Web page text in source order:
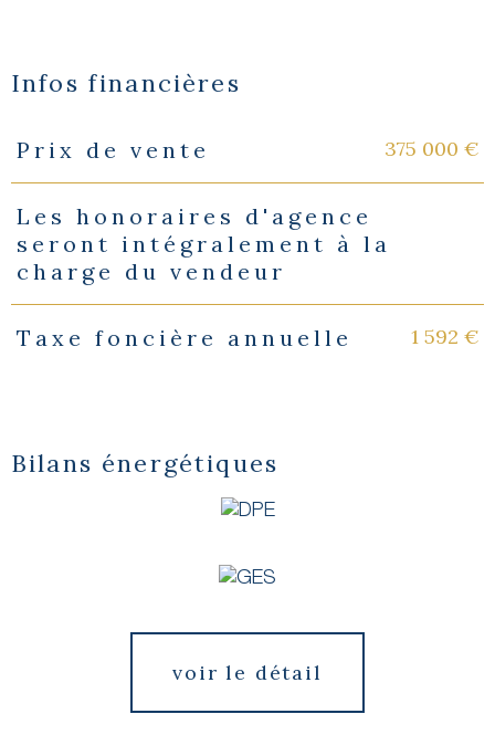
Infos financières
Caractéristiques Valeurs
Prix de vente 375 000 €
Les honoraires d'agence
seront intégralement à la
charge du vendeur
Taxe foncière annuelle 1 592 €
Bilans énergétiques
voir le détail